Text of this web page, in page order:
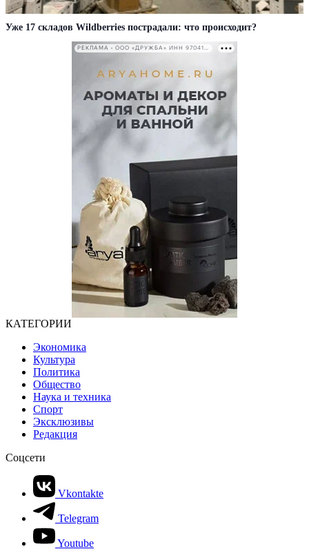
Уже 17 складов Wildberries пострадали: что происходит?
РЕКЛАМА • ООО «ДРУЖБА» ИНН 9704146411
КАТЕГОРИИ
Экономика
Культура
Политика
Общество
Наука и техника
Спорт
Эксклюзивы
Редакция
Соцсети
Vkontakte
Telegram
Youtube